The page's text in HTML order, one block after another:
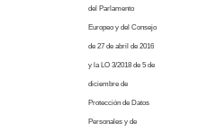
del Parlamento
Europeo y del Consejo
de 27 de abril de 2016
y la LO 3/2018 de 5 de
diciembre de
Protección de Datos
Personales y de